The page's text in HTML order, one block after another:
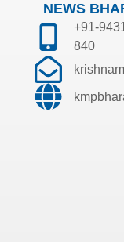
NEWS
+91-
840